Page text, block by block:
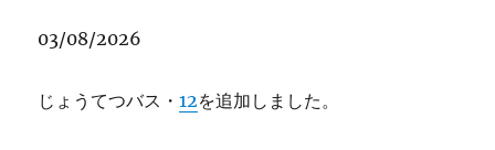
03/08/2026
じょうてつバス・12を追加しました。